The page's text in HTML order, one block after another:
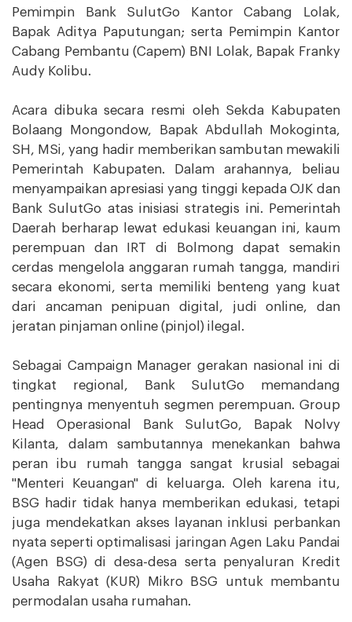
Pemimpin Bank SulutGo Kantor Cabang Lolak,
Bapak Aditya Paputungan; serta Pemimpin Kantor
Cabang Pembantu (Capem) BNI Lolak, Bapak Franky
Audy Kolibu.
Acara dibuka secara resmi oleh Sekda Kabupaten
Bolaang Mongondow, Bapak Abdullah Mokoginta,
SH, MSi, yang hadir memberikan sambutan mewakili
Pemerintah Kabupaten. Dalam arahannya, beliau
menyampaikan apresiasi yang tinggi kepada OJK dan
Bank SulutGo atas inisiasi strategis ini. Pemerintah
Daerah berharap lewat edukasi keuangan ini, kaum
perempuan dan IRT di Bolmong dapat semakin
cerdas mengelola anggaran rumah tangga, mandiri
secara ekonomi, serta memiliki benteng yang kuat
dari ancaman penipuan digital, judi online, dan
jeratan pinjaman online (pinjol) ilegal.
Sebagai Campaign Manager gerakan nasional ini di
tingkat regional, Bank SulutGo memandang
pentingnya menyentuh segmen perempuan. Group
Head Operasional Bank SulutGo, Bapak Nolvy
Kilanta, dalam sambutannya menekankan bahwa
peran ibu rumah tangga sangat krusial sebagai
"Menteri Keuangan" di keluarga. Oleh karena itu,
BSG hadir tidak hanya memberikan edukasi, tetapi
juga mendekatkan akses layanan inklusi perbankan
nyata seperti optimalisasi jaringan Agen Laku Pandai
(Agen BSG) di desa-desa serta penyaluran Kredit
Usaha Rakyat (KUR) Mikro BSG untuk membantu
permodalan usaha rumahan.